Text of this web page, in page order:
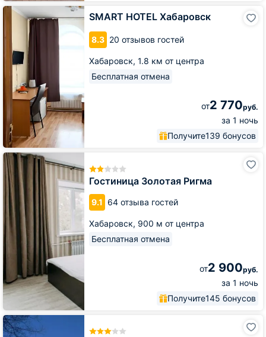
SMART HOTEL Хабаровск
8.3 20 отзывов гостей
Хабаровск, 1.8 км от центра
Бесплатная отмена
от2 770руб.
за 1 ночь
Получите139 бонусов
SMART
HOTEL
Хабаровск
Гостиница Золотая Ригма
9.1 64 отзыва гостей
Хабаровск, 900 м от центра
Бесплатная отмена
от2 900руб.
за 1 ночь
Получите145 бонусов
Гостиница
Золотая
Ригма
Гостиница
Ерофей